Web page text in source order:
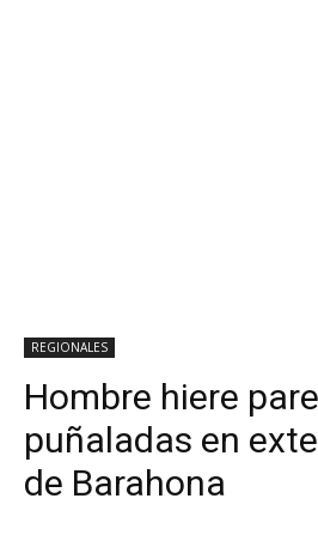
REGIONALES
Hombre hiere
puñaladas en
de Barahona